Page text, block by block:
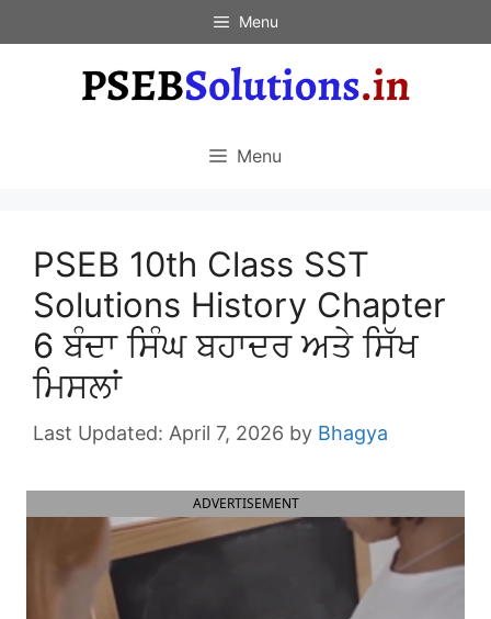
to
Menu
Menu
PSEB 10th Class SST
Solutions History Chapter
6 ਬੰਦਾ ਸਿੰਘ ਬਹਾਦਰ ਅਤੇ ਸਿੱਖ
ਮਿਸਲਾਂ
April 7, 2026 by Bhagya
ADVERTISEMENT